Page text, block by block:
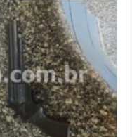
Sai:
Homem
é
detido
após
ameaçar
ex-
esposa
com
réplica
de
arma
fogo